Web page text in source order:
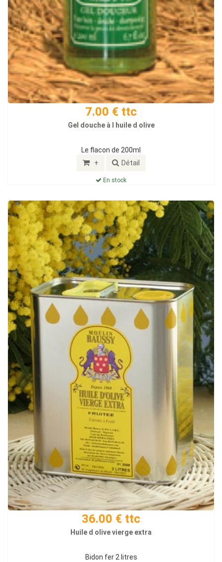
7.00 € ttc
Gel douche à l huile d olive
Le flacon de 200ml
+ Détail
En stock
36.00 € ttc
Huile d olive vierge extra
Bidon fer 2 litres